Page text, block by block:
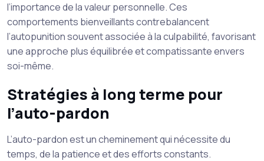
l’importance de la valeur personnelle. Ces
comportements bienveillants contrebalancent
l’autopunition souvent associée à la culpabilité, favorisant
une approche plus équilibrée et compatissante envers
soi-même.
Stratégies à long terme pour
l’auto-pardon
L’auto-pardon est un cheminement qui nécessite du
temps, de la patience et des efforts constants.